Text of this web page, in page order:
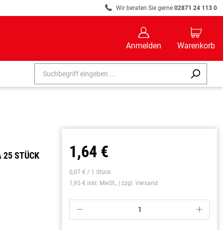
R Wir beraten Sie gerne 02871 24 113 0
B
Anmelden
C
Warenkorb
25 STÜCK 1,64 €
0,07 € / 1 Stück
1,95 € inkl. MwSt., | zzgl. Versand
P S